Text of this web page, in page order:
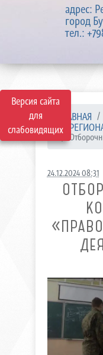
Версия сайта
для
слабовидящих
адрес:
город
тел.:
ГЛАВНАЯ
24.12.2024 08:31